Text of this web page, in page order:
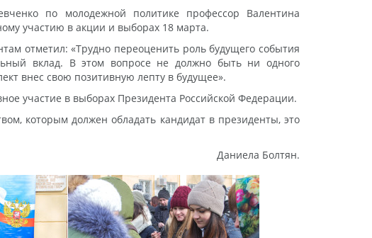
по молодежной политике профессор Валентина
участию в акции и выборах 18 марта.
отметил: «Трудно переоценить роль будущего события
вклад. В этом вопросе не должно быть ни одного
внес свою позитивную лепту в будущее».
участие в выборах Президента Российской Федерации.
которым должен обладать кандидат в президенты, это
Даниела Болтян.